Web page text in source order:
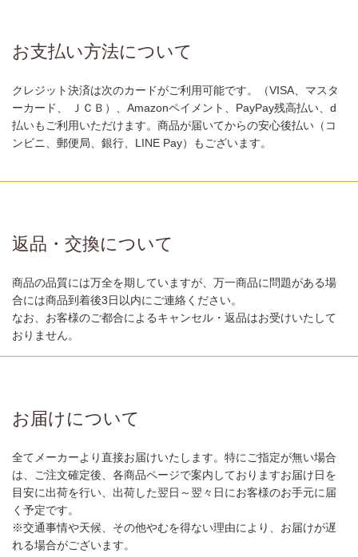
お支払い方法について
クレジット決済は次のカードがご利用可能です。（VISA、マスタ
ーカード、 ＪＣＢ）、Amazonペイメント、PayPay残高払い、d
払いもご利用いただけます。商品が届いてからの安心後払い（コ
ンビニ、郵便局、銀行、LINE Pay）もございます。
返品・交換について
商品の品質には万全を期していますが、万一商品に問題がある場
合には商品到着後3日以内にご連絡ください。
なお、お客様のご都合によるキャンセル・返品はお受けいたして
おりません。
お届けについて
全てメーカーより直接お届けいたします。特にご指定が無い場合
は、ご注文確定後、各商品ページで案内しておりますお届け日を
目安に出荷を行い、出荷した翌日～翌々日にお客様のお手元に届
く予定です。
※交通事情や天候、その他やむを得ない理由により、お届けが遅
れる場合がございます。